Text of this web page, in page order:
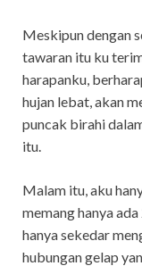
Meskipun dengan
tawaran itu ku
harapanku,
hujan lebat, akan
puncak birahi
itu.
Malam itu, aku
memang hanya
hanya sekedar
hubungan gelap